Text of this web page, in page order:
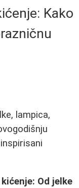
Kako
lampica,
Od jelke